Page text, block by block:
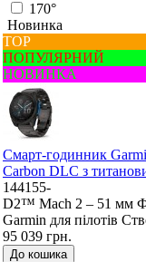
170°
Новинка
ТОР
ПОПУЛЯРНИЙ
НОВИНКА
Смарт-годинник
Carbon DLC з
144155-
D2™ Mach 2 – 51 мм
Garmin для пілотів
95 039 грн.
До кошика